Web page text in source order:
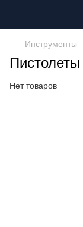
Инструменты
Пистолеты
Нет товаров